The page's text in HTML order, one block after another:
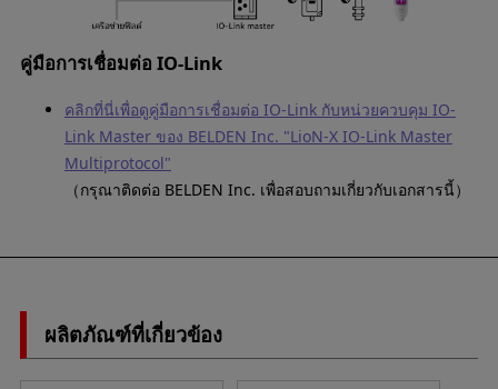
คู่มือการเชื่อมต่อ IO-Link
คลิกที่นี่เพื่อดูคู่มือการเชื่อมต่อ IO-Link กับหน่วยควบคุม IO-
Link Master ของ BELDEN Inc. "LioN-X IO-Link Master
Multiprotocol"
（กรุณาติดต่อ BELDEN Inc. เพื่อสอบถามเกี่ยวกับเอกสารนี้）
ผลิตภัณฑ์ที่เกี่ยวข้อง